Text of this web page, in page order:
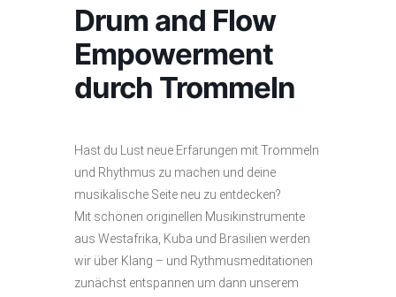
Drum and Flow
Empowerment
durch Trommeln
Hast du Lust neue Erfarungen mit Trommeln
und Rhythmus zu machen und deine
musikalische Seite neu zu entdecken?
Mit schönen originellen Musikinstrumente
aus Westafrika, Kuba und Brasilien werden
wir über Klang – und Rythmusmeditationen
zunächst entspannen um dann unserem